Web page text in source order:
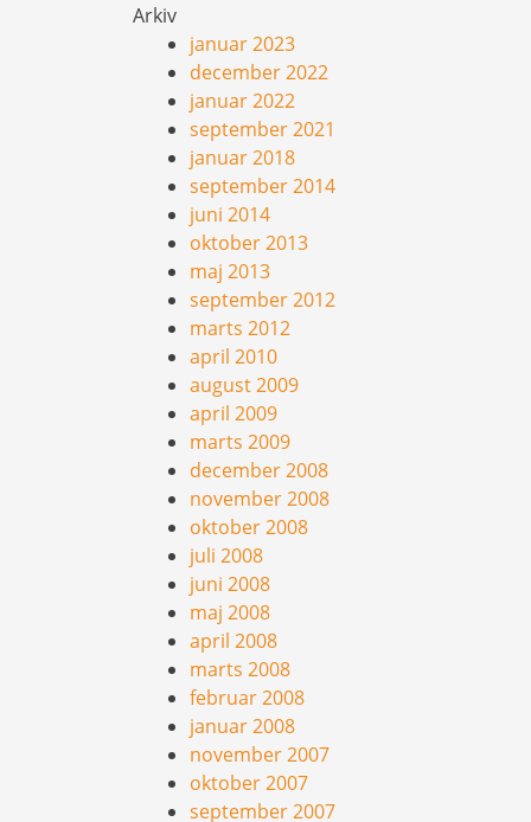
Arkiv
januar 2023
december 2022
januar 2022
september 2021
januar 2018
september 2014
juni 2014
oktober 2013
maj 2013
september 2012
marts 2012
april 2010
august 2009
april 2009
marts 2009
december 2008
november 2008
oktober 2008
juli 2008
juni 2008
maj 2008
april 2008
marts 2008
februar 2008
januar 2008
november 2007
oktober 2007
september 2007